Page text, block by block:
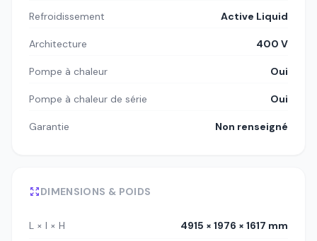
Refroidissement Active Liquid
Architecture 400 V
Pompe à chaleur Oui
Pompe à chaleur de série Oui
Garantie Non renseigné
DIMENSIONS & POIDS
L × l × H 4915 × 1976 × 1617 mm